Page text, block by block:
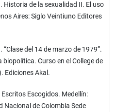
Historia de la sexualidad II. El uso
Aires: Siglo Veintiuno Editores
del 14 de marzo de 1979”.
biopolítica. Curso en el College de
Ediciones Akal.
Escogidos. Medellín:
Nacional de Colombia Sede